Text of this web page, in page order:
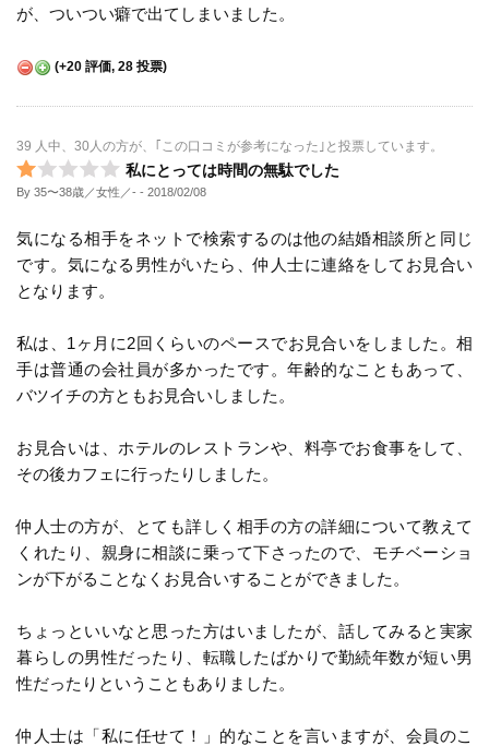
が、ついつい癖で出てしまいました。
(+20 評価, 28 投票)
39 人中、30人の方が、｢この口コミが参考になった｣と投票しています。
私にとっては時間の無駄でした
By 35〜38歳／女性／- - 2018/02/08
気になる相手をネットで検索するのは他の結婚相談所と同じ
です。気になる男性がいたら、仲人士に連絡をしてお見合い
となります。
私は、1ヶ月に2回くらいのペースでお見合いをしました。相
手は普通の会社員が多かったです。年齢的なこともあって、
バツイチの方ともお見合いしました。
お見合いは、ホテルのレストランや、料亭でお食事をして、
その後カフェに行ったりしました。
仲人士の方が、とても詳しく相手の方の詳細について教えて
くれたり、親身に相談に乗って下さったので、モチベーショ
ンが下がることなくお見合いすることができました。
ちょっといいなと思った方はいましたが、話してみると実家
暮らしの男性だったり、転職したばかりで勤続年数が短い男
性だったりということもありました。
仲人士は「私に任せて！」的なことを言いますが、会員のこ